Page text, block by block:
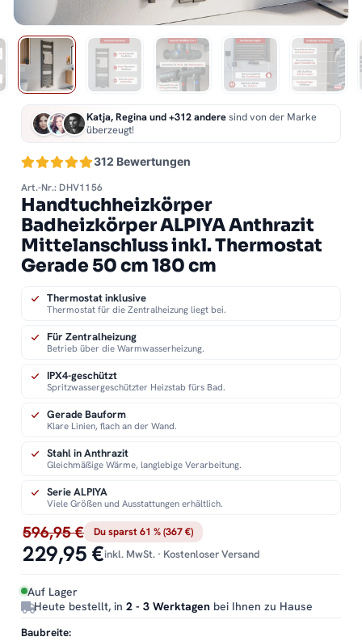
312 Bewertungen
Katja, Regina und +312 anderesind von der Marke
überzeugt!
Art.-Nr.: DHV1156
Handtuchheizkörper
Badheizkörper ALPIYA Anthrazit
Mittelanschluss inkl. Thermostat
Gerade 50 cm 180 cm
596,95 € Du sparst 61 % (367 €)
229,95 €inkl. MwSt. · Kostenloser Versand
Auf Lager
Heute bestellt, in 2 - 3 Werktagen bei Ihnen zu Hause
Thermostat inklusive
Thermostat für die Zentralheizung liegt bei.
Für Zentralheizung
Betrieb über die Warmwasserheizung.
IPX4-geschützt
Spritzwassergeschützter Heizstab fürs Bad.
Gerade Bauform
Klare Linien, flach an der Wand.
Stahl in Anthrazit
Gleichmäßige Wärme, langlebige Verarbeitung.
Serie ALPIYA
Viele Größen und Ausstattungen erhältlich.
Baubreite: